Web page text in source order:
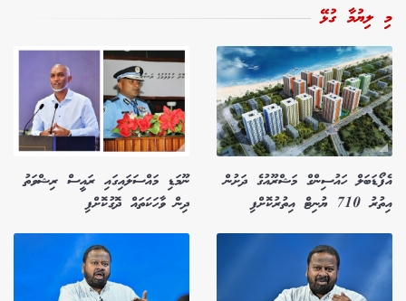
މި ލިޔުމާ ގުޅޭ
އެފޯޑަބަލް ހައުސިންގް މަޝްރޫއުގެ ދަށުން
އިތުރު 710 ޔުނިޓް އިތުރުކޮށްފި
ނޫމަޑި މައްސަލައިގައި ރައީސް ރިޝްވަތު
ދިން ވާހަކަތައް ދޮގުކޮށްފި